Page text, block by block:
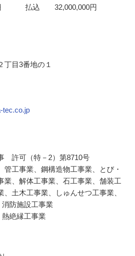
円 払込 32,000,000円
丁目3番地の１
tec.co.jp
　許可（特－2）第8710号
管工事業、鋼構造物工事業、とび・
業、解体工事業、石工事業、舗装工
土木工事業、しゅんせつ工事業、
消防施設工事業
熱絶縁工事業